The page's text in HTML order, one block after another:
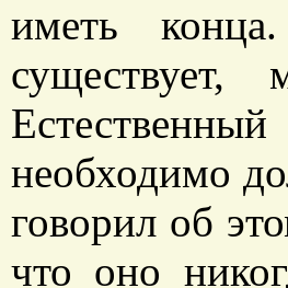
иметь
необходимо
говорил об
что оно